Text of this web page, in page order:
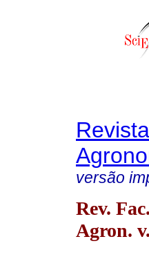
versão
Rev. Fac.
Agron.